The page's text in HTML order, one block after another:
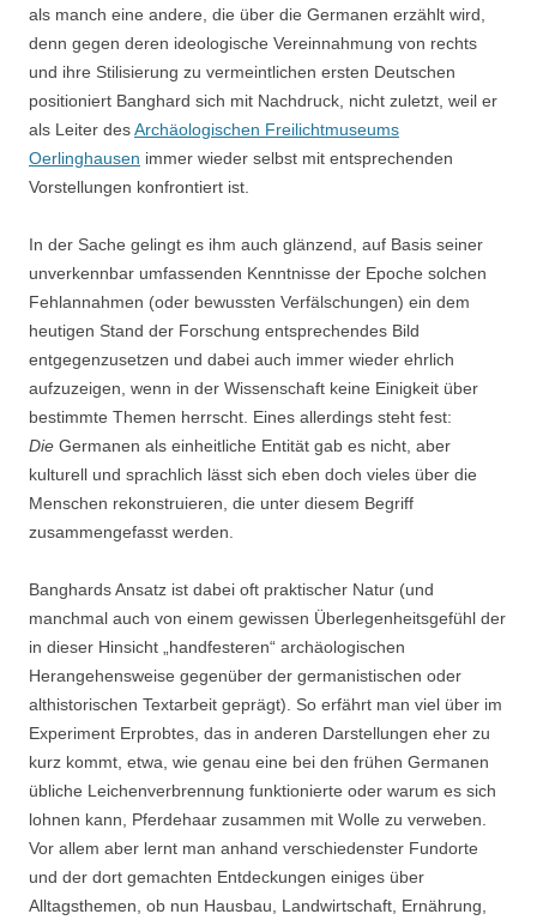
als manch eine andere, die über die Germanen erzählt wird,
denn gegen deren ideologische Vereinnahmung von rechts
und ihre Stilisierung zu vermeintlichen ersten Deutschen
positioniert Banghard sich mit Nachdruck, nicht zuletzt, weil er
als Leiter desArchäologischen Freilichtmuseums
Oerlinghausen immer wieder selbst mit entsprechenden
Vorstellungen konfrontiert ist.
In der Sache gelingt es ihm auch glänzend, auf Basis seiner
unverkennbar umfassenden Kenntnisse der Epoche solchen
Fehlannahmen (oder bewussten Verfälschungen) ein dem
heutigen Stand der Forschung entsprechendes Bild
entgegenzusetzen und dabei auch immer wieder ehrlich
aufzuzeigen, wenn in der Wissenschaft keine Einigkeit über
bestimmte Themen herrscht. Eines allerdings steht fest:
Die Germanen als einheitliche Entität gab es nicht, aber
kulturell und sprachlich lässt sich eben doch vieles über die
Menschen rekonstruieren, die unter diesem Begriff
zusammengefasst werden.
Banghards Ansatz ist dabei oft praktischer Natur (und
manchmal auch von einem gewissen Überlegenheitsgefühl der
in dieser Hinsicht „handfesteren“ archäologischen
Herangehensweise gegenüber der germanistischen oder
althistorischen Textarbeit geprägt). So erfährt man viel über im
Experiment Erprobtes, das in anderen Darstellungen eher zu
kurz kommt, etwa, wie genau eine bei den frühen Germanen
übliche Leichenverbrennung funktionierte oder warum es sich
lohnen kann, Pferdehaar zusammen mit Wolle zu verweben.
Vor allem aber lernt man anhand verschiedenster Fundorte
und der dort gemachten Entdeckungen einiges über
Alltagsthemen, ob nun Hausbau, Landwirtschaft, Ernährung,